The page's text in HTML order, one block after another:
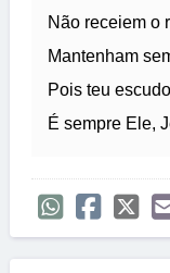
Não receiem o
Mantenham
Pois teu
É sempre Ele,